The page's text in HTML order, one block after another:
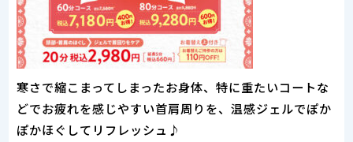
寒さで縮こまってしまったお身体、特に重たいコートな
どでお疲れを感じやすい首肩周りを、温感ジェルでぽか
ぽかほぐしてリフレッシュ♪